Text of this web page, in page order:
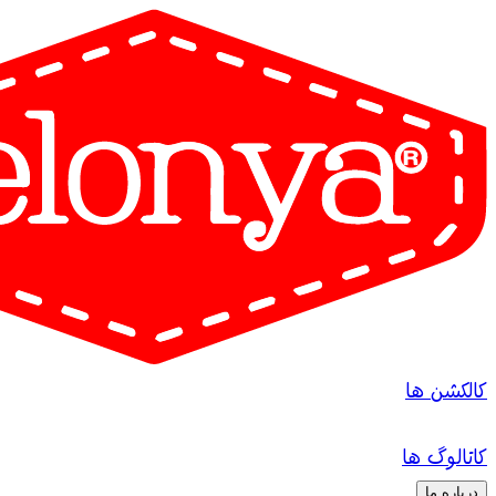
کالکشن ها
کاتالوگ ها
درباره ما